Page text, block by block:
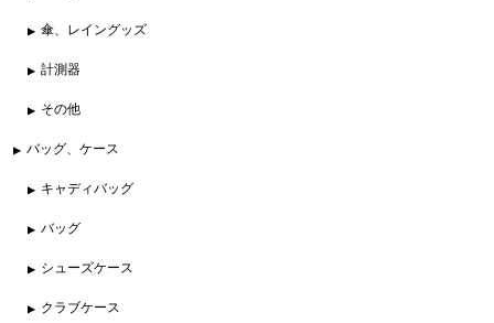
傘、レイングッズ
計測器
その他
バッグ、ケース
キャディバッグ
バッグ
シューズケース
クラブケース